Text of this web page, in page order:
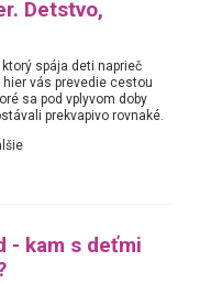
Detstvo,
spája deti naprieč
vás prevedie cestou
sa pod vplyvom doby
prekvapivo rovnaké.
- kam s deťmi